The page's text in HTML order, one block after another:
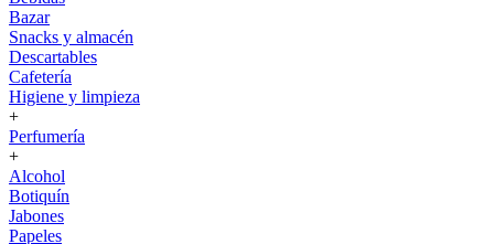
Bazar
Snacks y almacén
Descartables
Cafetería
Higiene y limpieza
+
Perfumería
+
Alcohol
Botiquín
Jabones
Papeles